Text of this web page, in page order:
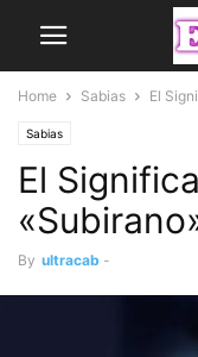
Home Sabias El
Sabias
El
By ultracab -